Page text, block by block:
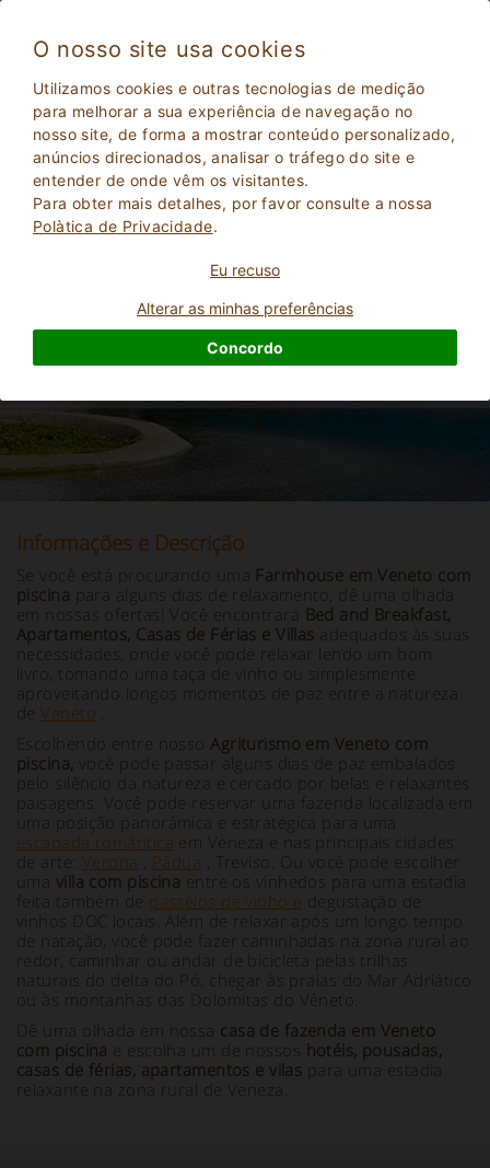
O nosso site usa cookies
Utilizamos cookies e outras tecnologias de medição
para melhorar a sua experiência de navegação no
nosso site, de forma a mostrar conteúdo personalizado,
anúncios direcionados, analisar o tráfego do site e
entender de onde vêm os visitantes.
Para obter mais detalhes, por favor consulte a nossa
Polà­tica de Privacidade.
Eu recuso
Alterar as minhas preferências
Concordo
Férias em Veneto em Fazenda com piscina
0Crianças PESQUISAR
Informações e Descrição
Se você está procurando uma Farmhouse em Veneto com
piscina para alguns dias de relaxamento, dê uma olhada
em nossas ofertas! Você encontrará Bed and Breakfast,
Apartamentos, Casas de Férias e Villas adequados às suas
necessidades, onde você pode relaxar lendo um bom
livro, tomando uma taça de vinho ou simplesmente
aproveitando longos momentos de paz entre a natureza
de Veneto .
Escolhendo entre nossoAgriturismo em Veneto com
piscina, você pode passar alguns dias de paz embalados
pelo silêncio da natureza e cercado por belas e relaxantes
paisagens. Você pode reservar uma fazenda localizada em
uma posição panorâmica e estratégica para uma
escapada romântica em Veneza e nas principais cidades
de arte: Verona , Pádua , Treviso. Ou você pode escolher
uma villa com piscina entre os vinhedos para uma estadia
feita também de passeios de vinho e degustação de
vinhos DOC locais. Além de relaxar após um longo tempo
de natação, você pode fazer caminhadas na zona rural ao
redor, caminhar ou andar de bicicleta pelas trilhas
naturais do delta do Pó, chegar às praias do Mar Adriático
ou às montanhas das Dolomitas do Vêneto.
Dê uma olhada em nossa casa de fazenda em Veneto
com piscina e escolha um de nossos hotéis, pousadas,
casas de férias, apartamentos e vilas para uma estadia
relaxante na zona rural de Veneza.